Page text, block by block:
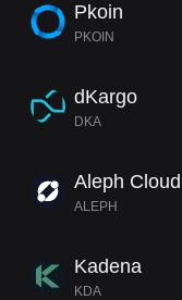
Pkoin
PKOIN
dKargo
DKA
Aleph Cloud
ALEPH
Kadena
KDA